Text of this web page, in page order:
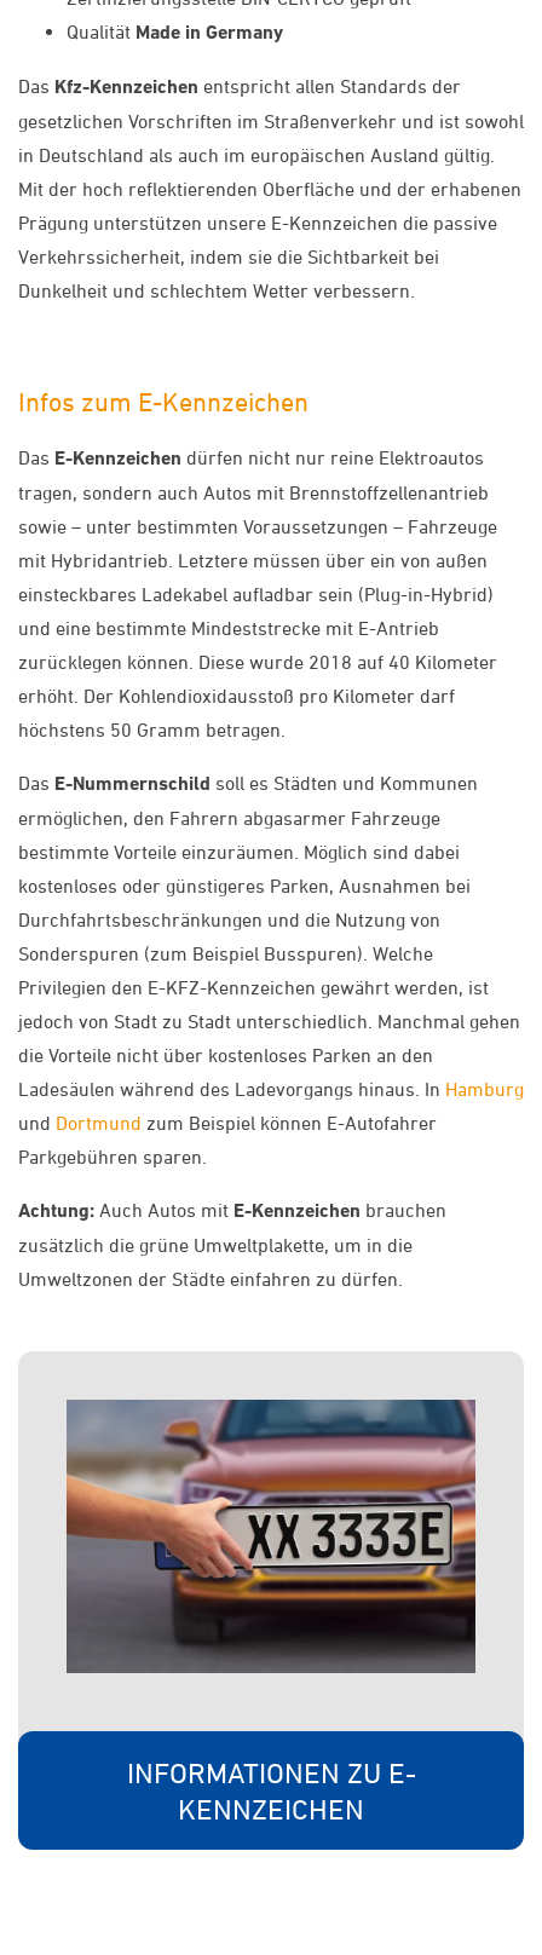
Qualität Made in Germany
Das Kfz-Kennzeichen entspricht allen Standards der
gesetzlichen Vorschriften im Straßenverkehr und ist sowohl
in Deutschland als auch im europäischen Ausland gültig.
Mit der hoch reflektierenden Oberfläche und der erhabenen
Prägung unterstützen unsere E-Kennzeichen die passive
Verkehrssicherheit, indem sie die Sichtbarkeit bei
Dunkelheit und schlechtem Wetter verbessern.
Infos zum E-Kennzeichen
Das E-Kennzeichen dürfen nicht nur reine Elektroautos
tragen, sondern auch Autos mit Brennstoffzellenantrieb
sowie – unter bestimmten Voraussetzungen – Fahrzeuge
mit Hybridantrieb. Letztere müssen über ein von außen
einsteckbares Ladekabel aufladbar sein (Plug-in-Hybrid)
und eine bestimmte Mindeststrecke mit E-Antrieb
zurücklegen können. Diese wurde 2018 auf 40 Kilometer
erhöht. Der Kohlendioxidausstoß pro Kilometer darf
höchstens 50 Gramm betragen.
Das E-Nummernschild soll es Städten und Kommunen
ermöglichen, den Fahrern abgasarmer Fahrzeuge
bestimmte Vorteile einzuräumen. Möglich sind dabei
kostenloses oder günstigeres Parken, Ausnahmen bei
Durchfahrtsbeschränkungen und die Nutzung von
Sonderspuren (zum Beispiel Busspuren). Welche
Privilegien den E-KFZ-Kennzeichen gewährt werden, ist
jedoch von Stadt zu Stadt unterschiedlich. Manchmal gehen
die Vorteile nicht über kostenloses Parken an den
Ladesäulen während des Ladevorgangs hinaus. In Hamburg
und Dortmund zum Beispiel können E-Autofahrer
Parkgebühren sparen.
Achtung: Auch Autos mit E-Kennzeichen brauchen
zusätzlich die grüne Umweltplakette, um in die
Umweltzonen der Städte einfahren zu dürfen.
INFORMATIONEN ZU E-
KENNZEICHEN